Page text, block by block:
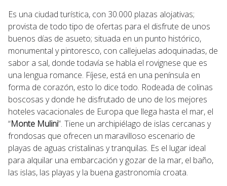
Es una ciudad turística, con 30.000 plazas alojativas;
provista de todo tipo de ofertas para el disfrute de unos
buenos días de asueto; situada en un punto histórico,
monumental y pintoresco, con callejuelas adoquinadas, de
sabor a sal, donde todavía se habla el rovignese que es
una lengua romance. Fíjese, está en una península en
forma de corazón, esto lo dice todo. Rodeada de colinas
boscosas y donde he disfrutado de uno de los mejores
hoteles vacacionales de Europa que llega hasta el mar, el
“Monte Mulini”. Tiene un archipiélago de islas cercanas y
frondosas que ofrecen un maravilloso escenario de
playas de aguas cristalinas y tranquilas. Es el lugar ideal
para alquilar una embarcación y gozar de la mar, el baño,
las islas, las playas y la buena gastronomía croata.